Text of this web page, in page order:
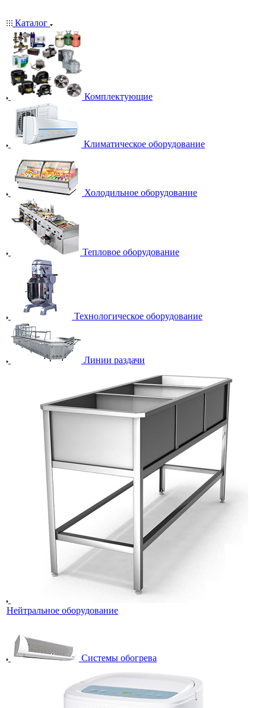
Каталог
Комплектующие
Климатическое оборудование
Холодильное оборудование
Тепловое оборудование
Технологическое оборудование
Линии раздачи
Нейтральное оборудование
Системы обогрева